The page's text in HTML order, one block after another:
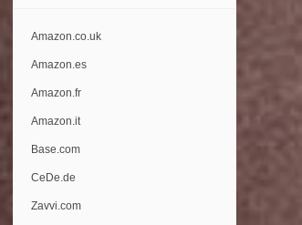
Amazon.co.uk
Amazon.es
Amazon.fr
Amazon.it
Base.com
CeDe.de
Zavvi.com